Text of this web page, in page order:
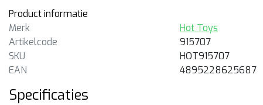
Product informatie
Merk
Hot Toys
Artikelcode
915707
SKU
HOT915707
EAN
4895228625687
Specificaties
Toys
Pre Order
Hot Toys